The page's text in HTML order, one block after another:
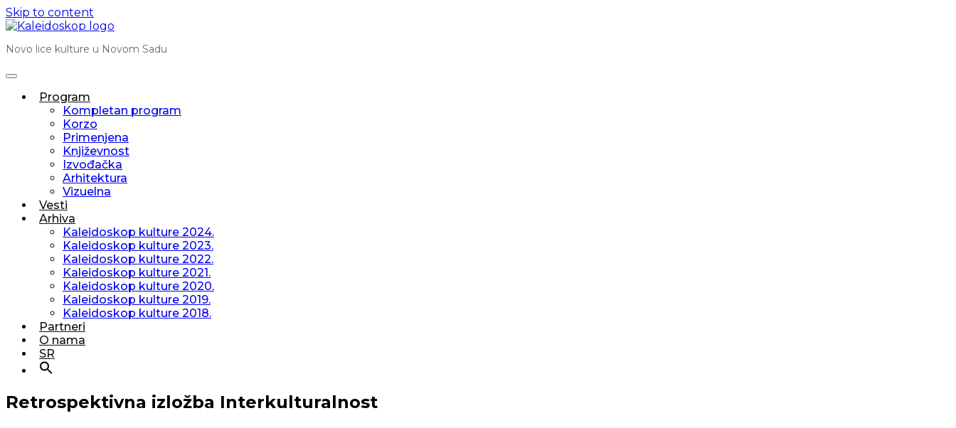
Skip to content
Novo lice kulture u Novom Sadu
Program
Kompletan program
Korzo
Primenjena
Književnost
Izvođačka
Arhitektura
Vizuelna
Vesti
Arhiva
Kaleidoskop kulture 2024.
Kaleidoskop kulture 2023.
Kaleidoskop kulture 2022.
Kaleidoskop kulture 2021.
Kaleidoskop kulture 2020.
Kaleidoskop kulture 2019.
Kaleidoskop kulture 2018.
Partneri
O nama
SR
Retrospektivna izložba Interkulturalnost